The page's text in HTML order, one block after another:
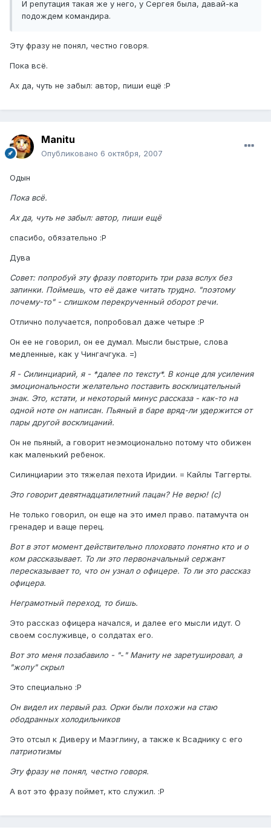
И репутация такая же у него, у Сергея была, давай-ка
подождем командира.
Эту фразу не понял, честно говоря.
Пока всё.
Ах да, чуть не забыл: автор, пиши ещё :P
Manitu
Опубликовано 6 октября, 2007
Одын
Пока всё.
Ах да, чуть не забыл: автор, пиши ещё
спасибо, обязательно :P
Дува
Совет: попробуй эту фразу повторить три раза вслух без
запинки. Поймешь, что её даже читать трудно. "поэтому
почему-то" - слишком перекрученный оборот речи.
Отлично получается, попробовал даже четыре :P
Он ее не говорил, он ее думал. Мысли быстрые, слова
медленные, как у Чингачгука. =)
Я - Силинциарий, я - *далее по тексту*. В конце для усиления
эмоциональности желательно поставить восклицательный
знак. Это, кстати, и некоторый минус рассказа - как-то на
одной ноте он написан. Пьяный в баре вряд-ли удержится от
пары другой восклицаний.
Он не пьяный, а говорит неэмоционально потому что обижен
как маленький ребенок.
Силинциарии это тяжелая пехота Иридии. = Кайлы Таггерты.
Это говорит девятнадцатилетний пацан? Не верю! (с)
Не только говорил, он еще на это имел право. патамучта он
гренадер и ваще перец.
Вот в этот момент действительно плоховато понятно кто и о
ком рассказывает. То ли это первоначальный сержант
пересказывает то, что он узнал о офицере. То ли это рассказ
офицера.
Неграмотный переход, то бишь.
Это рассказ офицера начался, и далее его мысли идут. О
своем сослуживце, о солдатах его.
Вот это меня позабавило - "- " Маниту не заретушировал, а
"жопу" скрыл
Это специально :P
Он видел их первый раз. Орки были похожи на стаю
ободранных холодильников
Это отсыл к Диверу и Маэглину, а также к Всаднику с его
патриотизмы
Эту фразу не понял, честно говоря.
А вот это фразу поймет, кто служил. :P